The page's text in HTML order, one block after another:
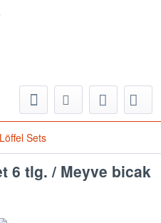
Sets
6 tlg. / Meyve bicak